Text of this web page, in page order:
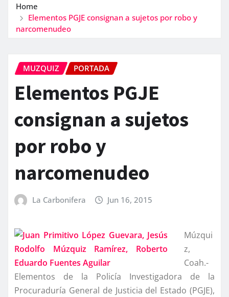
Home
Elementos PGJE consignan a sujetos por robo y
narcomenudeo
MUZQUIZ PORTADA
Elementos PGJE
consignan a sujetos
por robo y
narcomenudeo
La Carbonifera Jun 16, 2015
Múzqui
z,
Coah.-
Elementos de la Policí­a Investigadora de la
Procuradurí­a General de Justicia del Estado (PGJE),